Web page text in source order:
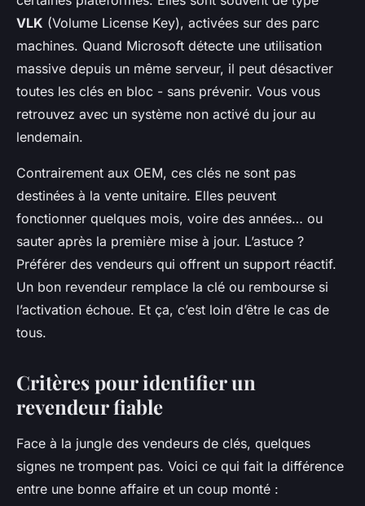
VLK (Volume License Key), activées sur des parc
machines. Quand Microsoft détecte une utilisation
massive depuis un même serveur, il peut désactiver
toutes les clés en bloc - sans prévenir. Vous vous
retrouvez avec un système non activé du jour au
lendemain.
Contrairement aux OEM, ces clés ne sont pas
destinées à la vente unitaire. Elles peuvent
fonctionner quelques mois, voire des années… ou
sauter après la première mise à jour. L’astuce ?
Préférer des vendeurs qui offrent un support réactif.
Un bon revendeur remplace la clé ou rembourse si
l’activation échoue. Et ça, c’est loin d’être le cas de
tous.
Critères pour identifier un
revendeur fiable
Face à la jungle des vendeurs de clés, quelques
signes ne trompent pas. Voici ce qui fait la différence
entre une bonne affaire et un coup monté :